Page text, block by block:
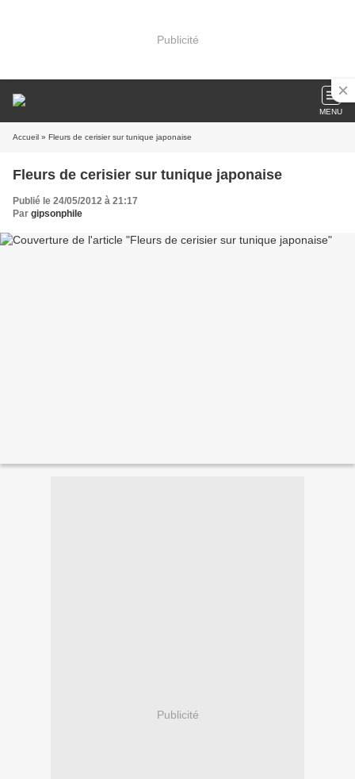
Publicité
MENU
Accueil » Fleurs de cerisier sur tunique japonaise
Fleurs de cerisier sur tunique japonaise
Publié le 24/05/2012 à 21:17
Par gipsonphile
Publicité